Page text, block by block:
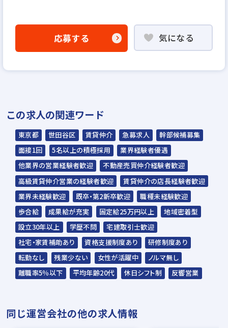
※面接は場合により2回になる可能性がござ
※ご応募から内定までの期間は、2週間～1ヶ
月を予定しています
野球部 テニス部 忘年表彰式
応募する 気になる
この求人の関連ワード
東京都 世田谷区 賃貸仲介 急募求人
幹部候補募集
面接1回
5名以上の積極採用
業界経験者優遇
他業界の営業経験者歓迎
不動産売買仲介経験者歓迎
高級賃貸仲介営業の経験者歓迎
賃貸仲介の店長経験者歓迎
業界未経験歓迎
既卒・第2新卒歓迎
職種未経験歓迎
歩合給
成果給が充実 固定給25万円以上
地域密着型
設立30年以上
学歴不問
宅建取引士歓迎
社宅・家賃補助あり
資格支援制度あり
研修制度あり
転勤なし
残業少ない 女性が活躍中
ノルマ無し
離職率5％以下
平均年齢20代 休日シフト制 反響営業
同じ運営会社の他の求人情報